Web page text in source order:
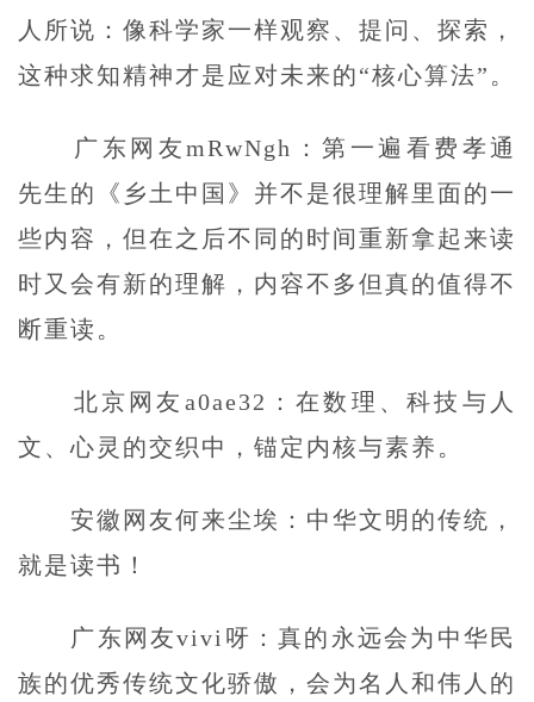
人所说：像科学家一样观察、提问、探索，
这种求知精神才是应对未来的“核心算法”。
广东网友mRwNgh：第一遍看费孝通
先生的《乡土中国》并不是很理解里面的一
些内容，但在之后不同的时间重新拿起来读
时又会有新的理解，内容不多但真的值得不
断重读。
北京网友a0ae32：在数理、科技与人
文、心灵的交织中，锚定内核与素养。
安徽网友何来尘埃：中华文明的传统，
就是读书！
广东网友vivi呀：真的永远会为中华民
族的优秀传统文化骄傲，会为名人和伟人的